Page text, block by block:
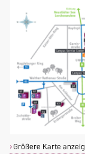
Größere Karte